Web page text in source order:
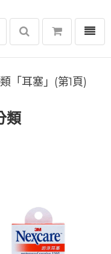
選單
「耳塞」(第1頁)
類